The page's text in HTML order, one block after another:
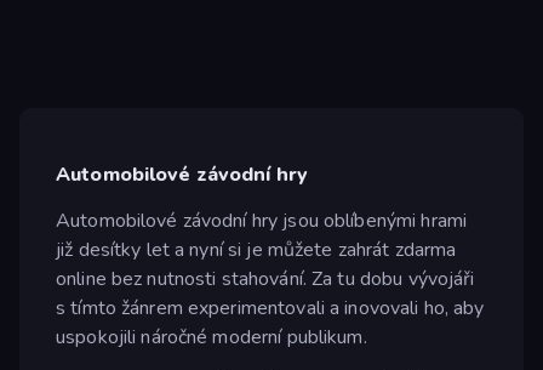
Automobilové závodní hry
Automobilové závodní hry jsou oblíbenými hrami
již desítky let a nyní si je můžete zahrát zdarma
online bez nutnosti stahování. Za tu dobu vývojáři
s tímto žánrem experimentovali a inovovali ho, aby
uspokojili náročné moderní publikum.